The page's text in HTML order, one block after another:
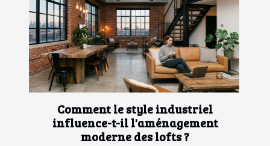
Comment le style industriel
influence-t-il l'aménagement
moderne des lofts ?